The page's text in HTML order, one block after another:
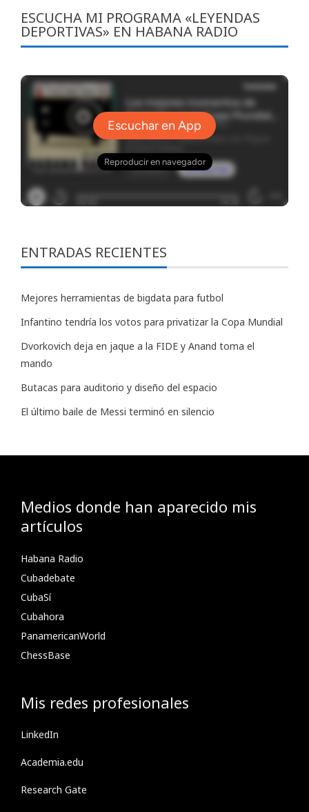
ESCUCHA MI PROGRAMA «LEYENDAS
DEPORTIVAS» EN HABANA RADIO
ENTRADAS RECIENTES
Mejores herramientas de bigdata para futbol
Infantino tendría los votos para privatizar la Copa Mundial
Dvorkovich deja en jaque a la FIDE y Anand toma el
mando
Butacas para auditorio y diseño del espacio
El último baile de Messi terminó en silencio
Medios donde han aparecido mis
artículos
Habana Radio
Cubadebate
CubaSí
Cubahora
PanamericanWorld
ChessBase
Mis redes profesionales
LinkedIn
Academia.edu
Research Gate